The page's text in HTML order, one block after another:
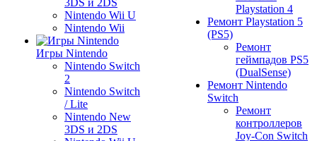
3DS и 2DS
Nintendo Wii U
Nintendo Wii
Игры Nintendo
Nintendo Switch
2
Nintendo Switch
/ Lite
Nintendo New
3DS и 2DS
Playstation 4
Ремонт Playstation 5
(PS5)
Ремонт
геймпадов PS5
(DualSense)
Ремонт Nintendo
Switch
Ремонт
контроллеров
Joy-Con Switch